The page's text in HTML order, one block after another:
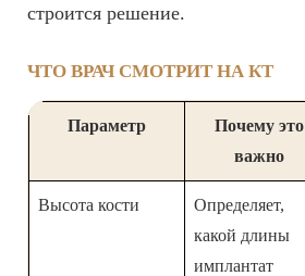
строится решение.
ЧТО ВРАЧ СМОТРИТ НА КТ
Параметр
Почему это
важно
Высота кости
Определяет,
какой длины
имплантат